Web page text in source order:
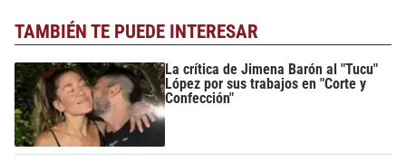
TAMBIÉN TE PUEDE INTERESAR
La crítica de Jimena Barón al "Tucu"
López por sus trabajos en "Corte y
Confección"